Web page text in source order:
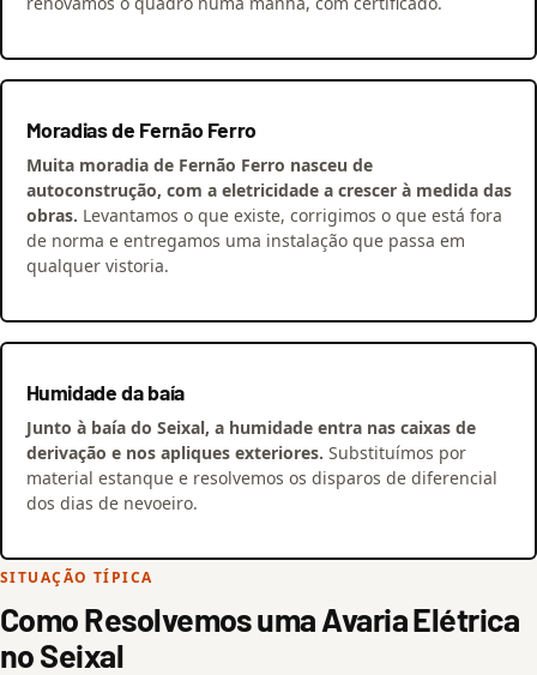
Moradias de Fernão Ferro
Muita moradia de Fernão Ferro nasceu de
autoconstrução, com a eletricidade a crescer à medida das
obras. Levantamos o que existe, corrigimos o que está fora
de norma e entregamos uma instalação que passa em
qualquer vistoria.
Humidade da baía
Junto à baía do Seixal, a humidade entra nas caixas de
derivação e nos apliques exteriores. Substituímos por
material estanque e resolvemos os disparos de diferencial
dos dias de nevoeiro.
SITUAÇÃO TÍPICA
Como Resolvemos uma Avaria Elétrica
no Seixal